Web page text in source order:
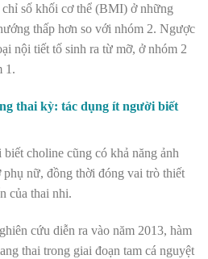
số khối cơ thể (BMI) ở những
thấp hơn so với nhóm 2. Ngược
nội tiết tố sinh ra từ mỡ, ở nhóm 2
1.
thai kỳ: tác dụng ít người biết
choline cũng có khả năng ảnh
nữ, đồng thời đóng vai trò thiết
của thai nhi.
cứu diễn ra vào năm 2013, hàm
thai trong giai đoạn tam cá nguyệt